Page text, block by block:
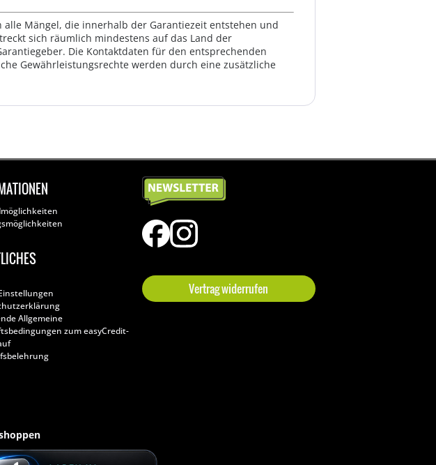
Mängel, die innerhalb der Garantiezeit entstehen und
sich räumlich mindestens auf das Land der
Die Kontaktdaten für den entsprechenden
Gewährleistungsrechte werden durch eine zusätzliche
Allgemeine
zum easyCredit-
Vertrag widerrufen